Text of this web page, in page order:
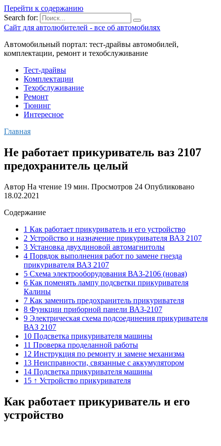
Перейти к содержанию
Search for:
Сайт для автолюбителей - все об автомобилях
Автомобильный портал: тест-драйвы автомобилей,
комплектации, ремонт и техобслуживание
Тест-драйвы
Комплектации
Техобслуживание
Ремонт
Тюнинг
Интересное
Главная
Не работает прикуриватель ваз 2107
предохранитель целый
Автор На чтение 19 мин. Просмотров 24 Опубликовано
18.02.2021
Содержание
1 Как работает прикуриватель и его устройство
2 Устройство и назначение прикуривателя ВАЗ 2107
3 Установка двухдиновой автомагнитолы
4 Порядок выполнения работ по замене гнезда
прикуривателя ВАЗ 2107
5 Схема электрооборудования ВАЗ-2106 (новая)
6 Как поменять лампу подсветки прикуривателя
Калины
7 Как заменить предохранитель прикуривателя
8 Функции приборной панели ВАЗ-2107
9 Электрическая схема подсоединения прикуривателя
ВАЗ 2107
10 Подсветка прикуривателя машины
11 Проверка проделанной работы
12 Инструкция по ремонту и замене механизма
13 Неисправности, связанные с аккумулятором
14 Подсветка прикуривателя машины
15 ↑ Устройство прикуривателя
Как работает прикуриватель и его
устройство